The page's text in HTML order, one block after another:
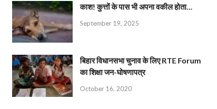
काश! कुत्तों के पास भी अपना वकील होता…
September 19, 2025
बिहार विधानसभा चुनाव के लिए RTE Forum
का शिक्षा जन-घोषणापत्र
October 16, 2020